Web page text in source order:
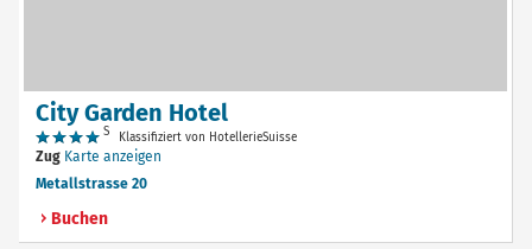
City Garden Hotel
S Klassifiziert von HotellerieSuisse
Zug Karte anzeigen
Metallstrasse 20
Buchen